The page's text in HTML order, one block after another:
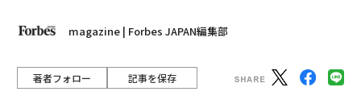
magazine | Forbes JAPAN編集部
著者フォロー 記事を保存